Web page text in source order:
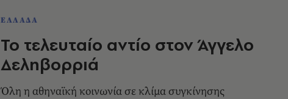
ΕΛΛΑΔΑ
Το τελευταίο αντίο στον Άγγελο
Δεληβορριά
Όλη η αθηναϊκή κοινωνία σε κλίμα συγκίνησης